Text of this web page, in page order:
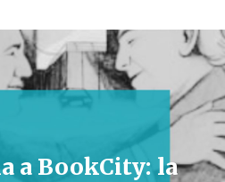
a BookCity: la